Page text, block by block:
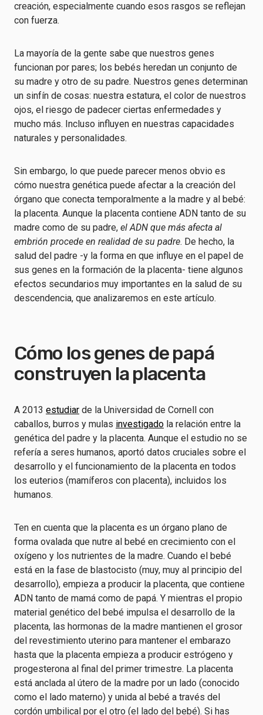
creación, especialmente cuando esos rasgos se reflejan
con fuerza.
La mayoría de la gente sabe que nuestros genes
funcionan por pares; los bebés heredan un conjunto de
su madre y otro de su padre. Nuestros genes determinan
un sinfín de cosas: nuestra estatura, el color de nuestros
ojos, el riesgo de padecer ciertas enfermedades y
mucho más. Incluso influyen en nuestras capacidades
naturales y personalidades.
Sin embargo, lo que puede parecer menos obvio es
cómo nuestra genética puede afectar a la creación del
órgano que conecta temporalmente a la madre y al bebé:
la placenta. Aunque la placenta contiene ADN tanto de su
madre como de su padre, el ADN que más afecta al
embrión procede en realidad de su padre. De hecho, la
salud del padre -y la forma en que influye en el papel de
sus genes en la formación de la placenta- tiene algunos
efectos secundarios muy importantes en la salud de su
descendencia, que analizaremos en este artículo.
Cómo los genes de papá
construyen la placenta
A 2013 estudiar de la Universidad de Cornell con
caballos, burros y mulas investigado la relación entre la
genética del padre y la placenta. Aunque el estudio no se
refería a seres humanos, aportó datos cruciales sobre el
desarrollo y el funcionamiento de la placenta en todos
los euterios (mamíferos con placenta), incluidos los
humanos.
Ten en cuenta que la placenta es un órgano plano de
forma ovalada que nutre al bebé en crecimiento con el
oxígeno y los nutrientes de la madre. Cuando el bebé
está en la fase de blastocisto (muy, muy al principio del
desarrollo), empieza a producir la placenta, que contiene
ADN tanto de mamá como de papá. Y mientras el propio
material genético del bebé impulsa el desarrollo de la
placenta, las hormonas de la madre mantienen el grosor
del revestimiento uterino para mantener el embarazo
hasta que la placenta empieza a producir estrógeno y
progesterona al final del primer trimestre. La placenta
está anclada al útero de la madre por un lado (conocido
como el lado materno) y unida al bebé a través del
cordón umbilical por el otro (el lado del bebé). Si has